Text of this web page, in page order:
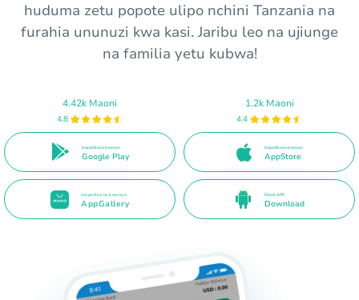
huduma zetu popote ulipo nchini Tanzania na
furahia ununuzi kwa kasi. Jaribu leo na ujiunge
na familia yetu kubwa!
4.42k Maoni
4.8
Inapatikana kwenye
Google Play
1.2k Maoni
4.4
Inapatikana kwenye
AppStore
Inapatikana kwenye
AppGallery
Direct APK
Download